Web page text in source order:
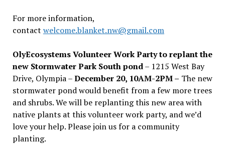
For more information,
contact welcome.blanket.nw@gmail.com
OlyEcosystems Volunteer Work Party to replant the
new Stormwater Park South pond– 1215 West Bay
Drive, Olympia –December 20, 10AM-2PM – The new
stormwater pond would benefit from a few more trees
and shrubs. We will be replanting this new area with
native plants at this volunteer work party, and we’d
love your help. Please join us for a community
planting.